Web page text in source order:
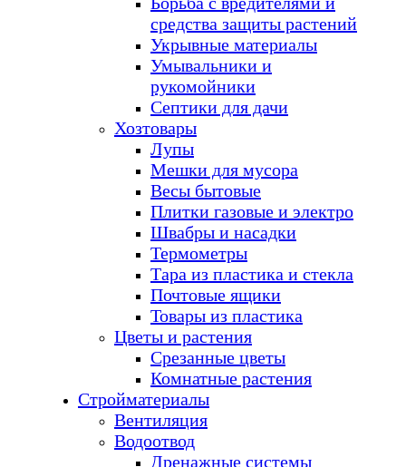
средства защиты растений
Укрывные материалы
Умывальники и
рукомойники
Септики для дачи
Хозтовары
Лупы
Мешки для мусора
Весы бытовые
Плитки газовые и электро
Швабры и насадки
Термометры
Тара из пластика и стекла
Почтовые ящики
Товары из пластика
Цветы и растения
Срезанные цветы
Комнатные растения
Стройматериалы
Вентиляция
Водоотвод
Дренажные системы